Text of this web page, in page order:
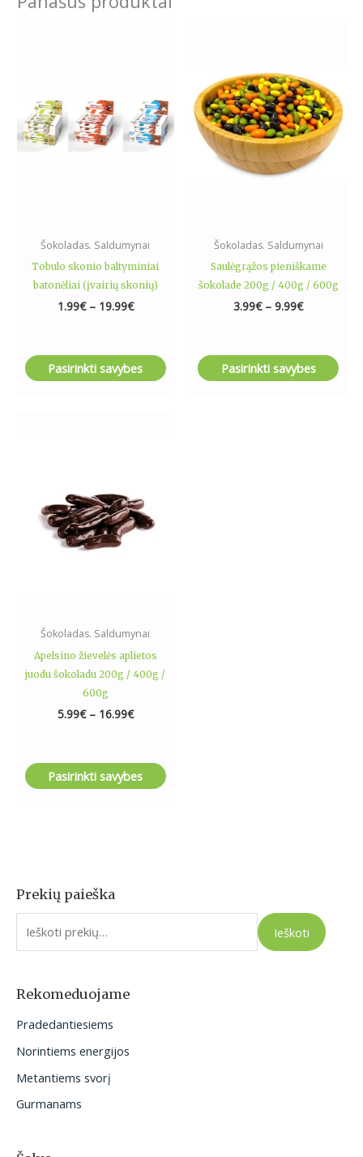
Prekių paieška
I
e
o
:
Ieškoti
Rekomeduojame
Pradedantiesiems
Norintiems energijos
Metantiems svorį
Gurmanams
Šokoladas. Saldumynai
Tobulo skonio baltyminiai
batonėliai (įvairių skonių)
1.99€ – 19.99€
Pasirinkti savybes
variants.
The
options
product
page
Šokoladas. Saldumynai
Saulėgrąžos pieniškame
šokolade 200g / 400g / 600g
3.99€ – 9.99€
9.99€
Pasirinkti savybes
multiple
variants.
The
options
may
be
product
page
Šokoladas. Saldumynai
Apelsino žievelės aplietos
juodu šokoladu 200g / 400g /
600g
5.99€ – 16.99€
Pasirinkti savybes
variants.
The
options
may
product
page